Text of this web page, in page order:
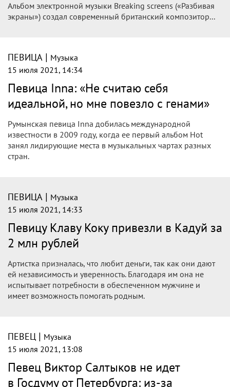
Альбом электронной музыки Breaking screens («Разбивая
экраны») создал современный британский композитор...
ПЕВИЦА | Музыка
15 июля 2021, 14:34
Певица Inna: «Не считаю себя
идеальной, но мне повезло с генами»
Румынская певица Inna добилась международной
известности в 2009 году, когда ее первый альбом Hot
занял лидирующие места в музыкальных чартах разных
стран.
ПЕВИЦА | Музыка
15 июля 2021, 14:33
Певицу Клаву Коку привезли в Кадуй за
2 млн рублей
Артистка призналась, что любит деньги, так как они дают
ей независимость и уверенность. Благодаря им она не
испытывает потребности в обеспеченном мужчине и
имеет возможность помогать родным.
ПЕВЕЦ | Музыка
15 июля 2021, 13:08
Певец Виктор Салтыков не идет
в Госдуму от Петербурга: из-за